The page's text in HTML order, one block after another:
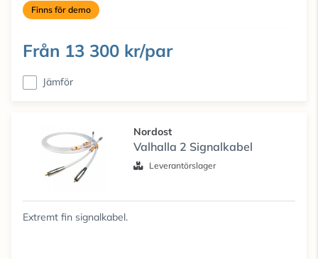
Finns för demo
Från 13 300 kr/par
Jämför
Nordost
Valhalla 2 Signalkabel
Leverantörslager
Extremt fin signalkabel.